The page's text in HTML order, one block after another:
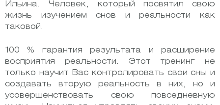
Ильина. Человек, который посвятил свою
жизнь изучением снов и реальности как
таковой.
100 % гарантия результата и расширение
восприятия реальности. Этот тренинг не
только научит Вас контролировать свои сны и
создавать вторую реальность в них, но и
усовершенствовать свою повседневную